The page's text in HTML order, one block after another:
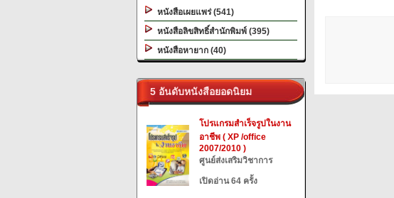
หนังสือเผยแพร่ (541)
หนังสือลิขสิทธิ์สำนักพิมพ์ (395)
หนังสือหายาก (40)
5 อันดับหนังสือยอดนิยม
โปรแกรมสำเร็จรูปในงาน
อาชีพ ( XP /office
2007/2010 )
ศูนย์ส่งเสริมวิชาการ
เปิดอ่าน 64 ครั้ง